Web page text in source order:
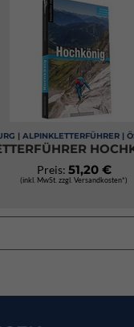
| ALPINKLETTERFÜHRER |
Preis: 51,20 €
(inkl. MwSt. zzgl. Versandkosten*)